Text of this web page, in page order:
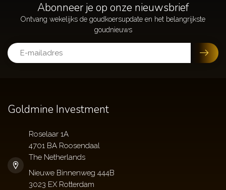
Abonneer je op onze nieuwsbrief
Goldmine Investment
Roselaar 1A
4701 BA Roosendaal
The Netherlands